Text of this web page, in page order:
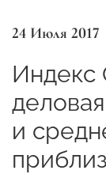
24 Июля 2017
Индекс
и